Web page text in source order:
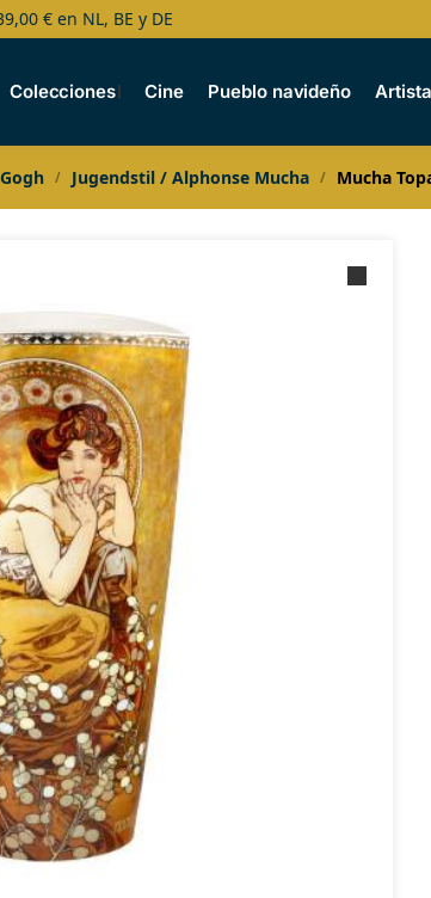
€ en NL, BE y DE
Colecciones Cine Pueblo navideño
/ Jugendstil / Alphonse Mucha / Mucha